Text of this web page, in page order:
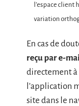
l’espace client
variation
En cas de
reçu par e-
directement à
l’application
site dans le